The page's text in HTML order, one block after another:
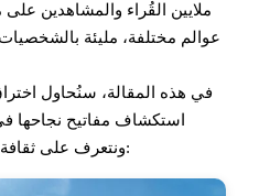
ملايين القُراء والمشاهدين
عوالم مختلفة، مليئة بالشخصيات
في هذه المقالة، سنُحاول
استكشاف مفاتيح نجاحها
ونتعرف على ثقافة كل عمل من خلال أبرز النقاط: